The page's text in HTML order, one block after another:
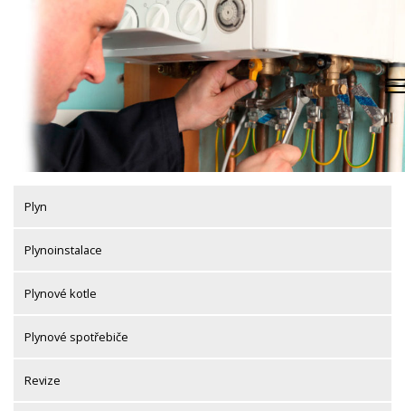
Plyn
Plynoinstalace
Plynové kotle
Plynové spotřebiče
Revize